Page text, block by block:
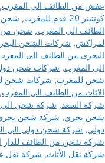
عفش من الطائف الى المغرب,
كونتينر 20 قدم للمغرب
, شحن
الطائف الى المغرب, شحن من
لمراكش, شركات الشحن
البحرى من الطائف الى
الى المغرب, شركات شحن
شحن للمغرب, شركات شحن
الاثاث من الطائف الى المغرب,
شركة السعد, شركة شحن الى
شحن بحري, شركة شحن بحري
دولي, شركة شحن دولي الى
شركة شحن من الطائف للدار
شركة نقل الأثاث, شركة نقل